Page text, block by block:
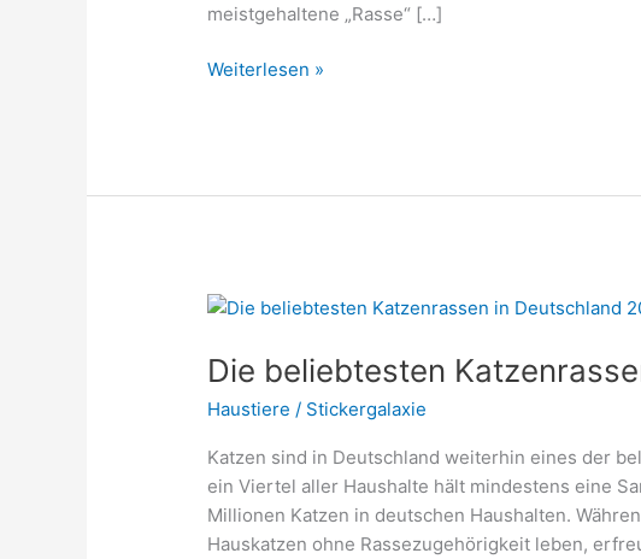
meistgehaltene „Rasse“ […]
Die
Weiterlesen »
Die beliebtesten
Haustiere / Stickergalaxie
Katzen sind in Deutschland weiterhin eines der
ein Viertel aller Haushalte hält mindestens eine
Millionen Katzen in deutschen Haushalten.
Hauskatzen ohne Rassezugehörigkeit leben,